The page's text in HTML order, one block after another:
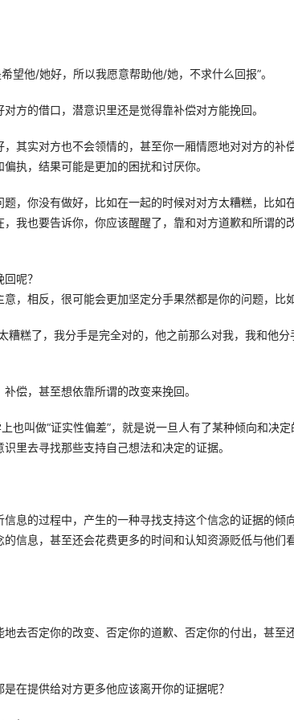
望他/她好，所以我愿意帮助他/她，不求什么回报”。
方的借口，潜意识里还是觉得靠补偿对方能挽回。
其实对方也不会领情的，甚至你一厢情愿地对对方的补偿
执，结果可能是更加的困扰和讨厌你。
，你没有做好，比如在一起的时候对对方太糟糕，比如
我也要告诉你，你应该醒醒了，靠和对方道歉和所谓的
呢？
，相反，很可能会更加坚定分手果然都是你的问题，比
糟糕了，我分手是完全对的，他之前那么对我，我和他分
偿，甚至想依靠所谓的改变来挽回。
也叫做“证实性偏差”，就是说一旦人有了某种倾向和决定
里去寻找那些支持自己想法和决定的证据。
息的过程中，产生的一种寻找支持这个信念的证据的倾向
信息，甚至还会花费更多的时间和认知资源贬低与他们
去否定你的改变、否定你的道歉、否定你的付出，甚至
在提供给对方更多他应该离开你的证据呢？